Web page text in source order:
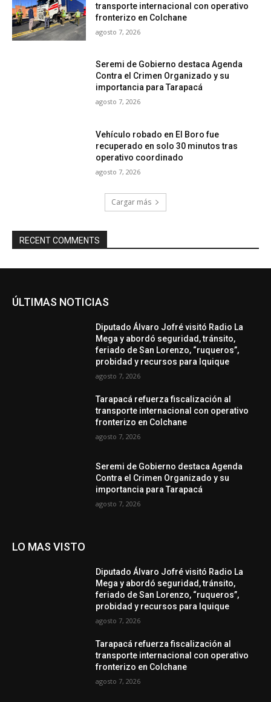
transporte internacional con operativo
fronterizo en Colchane
agosto 7, 2026
Seremi de Gobierno destaca Agenda
Contra el Crimen Organizado y su
importancia para Tarapacá
agosto 7, 2026
Vehículo robado en El Boro fue
recuperado en solo 30 minutos tras
operativo coordinado
agosto 7, 2026
Cargar más
RECENT COMMENTS
ÚLTIMAS NOTICIAS
Diputado Álvaro Jofré visitó Radio La
Mega y abordó seguridad, tránsito,
feriado de San Lorenzo, “ruqueros”,
probidad y recursos para Iquique
agosto 7, 2026
Tarapacá refuerza fiscalización al
transporte internacional con operativo
fronterizo en Colchane
agosto 7, 2026
Seremi de Gobierno destaca Agenda
Contra el Crimen Organizado y su
importancia para Tarapacá
agosto 7, 2026
LO MAS VISTO
Diputado Álvaro Jofré visitó Radio La
Mega y abordó seguridad, tránsito,
feriado de San Lorenzo, “ruqueros”,
probidad y recursos para Iquique
agosto 7, 2026
Tarapacá refuerza fiscalización al
transporte internacional con operativo
fronterizo en Colchane
agosto 7, 2026